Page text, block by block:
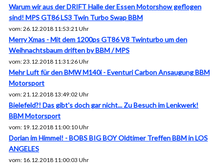
Warum wir aus der DRIFT Halle der Essen Motorshow geflogen
sind! MPS GT86 LS3 Twin Turbo Swap BBM
vom: 26.12.2018 11:53:21 Uhr
Merry Xmas - Mit dem 1200ps GT86 V8 Twinturbo um den
Weihnachtsbaum driften by BBM / MPS
vom: 23.12.2018 11:31:26 Uhr
Mehr Luft für den BMW M140i - Eventuri Carbon Ansaugung BBM
Motorsport
vom: 21.12.2018 13:49:02 Uhr
Bielefeld?! Das gibt's doch gar nicht... Zu Besuch im Lenkwerk!
BBM Motorsport
vom: 19.12.2018 11:00:10 Uhr
Dorian im Himmel! - BOBS BIG BOY Oldtimer Treffen BBM in LOS
ANGELES
vom: 16.12.2018 11:00:03 Uhr